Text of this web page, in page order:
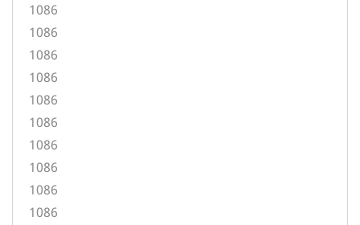
1086
1086
1086
1086
1086
1086
1086
1086
1086
1086